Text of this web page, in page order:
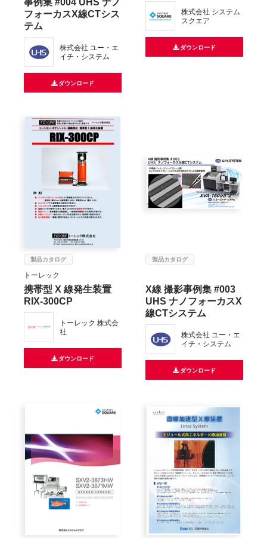
フォーカスX線CTシス
テム
株式会社 ユー・エ
イチ・システム
ダウンロード
株式会社 システム
スクエア
ダウンロード
製品カタログ
トーレック
携帯型 X 線発生装置
RIX-300CP
トーレック 株式会
社
ダウンロード
製品カタログ
X線 撮影事例集 #003
UHS ナノフォーカスX
線CTシステム
株式会社 ユー・エ
イチ・システム
ダウンロード